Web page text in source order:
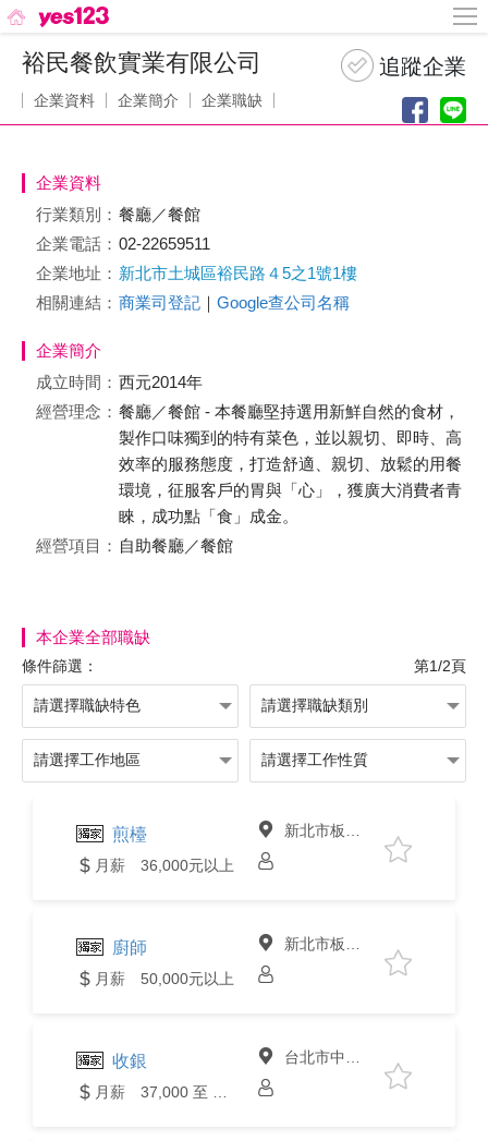
裕民餐飲實業有限公司
企業資料 企業簡介 企業職缺
企業資料
行業類別： 餐廳／餐館
企業電話： 02-22659511
企業地址： 新北市土城區裕民路４5之1號1樓
相關連結： 商業司登記 ｜ Google查公司名稱
企業簡介
成立時間： 西元2014年
經營理念： 餐廳／餐館 - 本餐廳堅持選用新鮮自然的食材，
製作口味獨到的特有菜色，並以親切、即時、高
效率的服務態度，打造舒適、親切、放鬆的用餐
環境，征服客戶的胃與「心」，獲廣大消費者青
睞，成功點「食」成金。
經營項目： 自助餐廳／餐館
本企業全部職缺
條件篩選： 第1/2頁
煎檯
月薪 36,000元以上
新北市板橋區
廚師
月薪 50,000元以上
新北市板橋區
收銀 台北市中山區